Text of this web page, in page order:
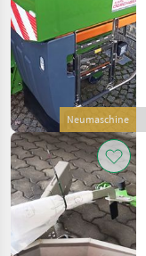
Neumaschine